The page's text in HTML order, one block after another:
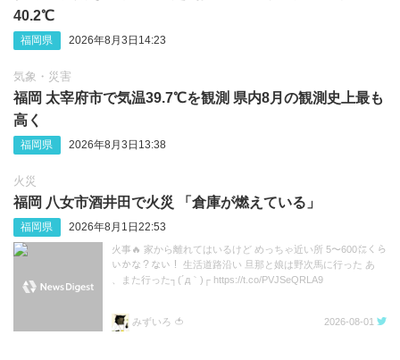
40.2℃
福岡県 2026年8月3日14:23
気象・災害
福岡 太宰府市で気温39.7℃を観測 県内8月の観測史上最も
高く
福岡県 2026年8月3日13:38
火災
福岡 八女市酒井田で火災 「倉庫が燃えている」
福岡県 2026年8月1日22:53
火事🔥 家から離れてはいるけど めっちゃ近い所 5〜600㍍くら
いかな？ない！ 生活道路沿い 旦那と娘は野次馬に行った あ
、また行った┐(´д｀)┌ https://t.co/PVJSeQRLA9
みずいろ 🍅 2026-08-01